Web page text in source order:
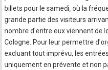
billets pour le samedi, où la
grande partie des visiteurs
nombre d'entre eux viennent de
Cologne. Pour leur permettre
excluant tout imprévu, les
uniquement en prévente et non